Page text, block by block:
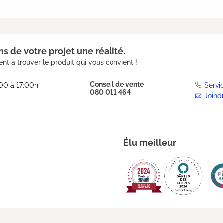
de votre projet une réalité.
à trouver le produit qui vous convient !
à 17:00h
Conseil de vente
080 011 464
Élu meilleur